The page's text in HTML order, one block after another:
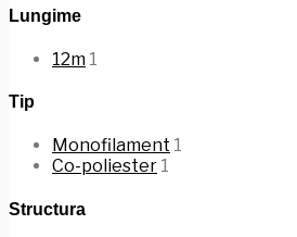
Lungime
12m 1
Tip
Monofilament 1
Co-poliester 1
Structura